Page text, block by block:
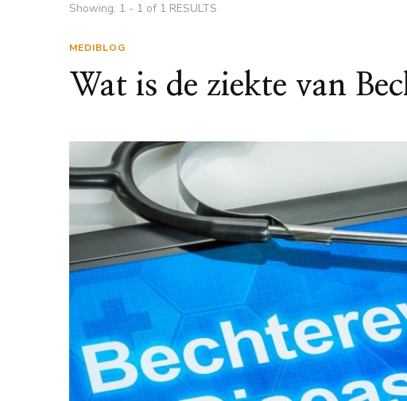
Showing: 1 - 1 of 1 RESULTS
MEDIBLOG
Wat is de ziekte van